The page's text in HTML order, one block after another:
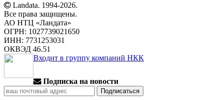
Landata. 1994-2026.
Все права защищены.
АО НТЦ «Ландата»
ОГРН: 1027739021650
ИНН: 7731253031
ОКВЭД 46.51
Входит в группу компаний НКК
Подписка на новости